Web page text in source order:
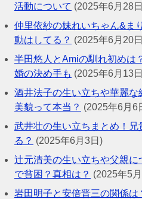
活動について (2025年6月28
仲里依紗の妹れいちゃん&ま
動はしてる？ (2025年6月20
半田悠人とAmiの馴れ初めは
婚の決め手も (2025年6月13
酒井法子の生い立ちや華麗
美貌って本当？ (2025年6月6
武井壮の生い立ちまとめ！
る？ (2025年6月3日)
辻元清美の生い立ちや父親
で貧困？真相は？ (2025年5
岩田明子と安倍晋三の関係